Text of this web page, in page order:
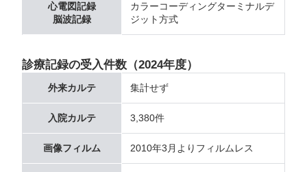
心電図記録
脳波記録
カラーコーディングターミナルデ
ジット方式
診療記録の受入件数（2024年度）
外来カルテ 集計せず
入院カルテ 3,380件
画像フィルム 2010年3月よりフィルムレス